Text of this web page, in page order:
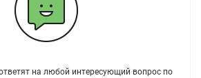
на любой интересующий вопрос по